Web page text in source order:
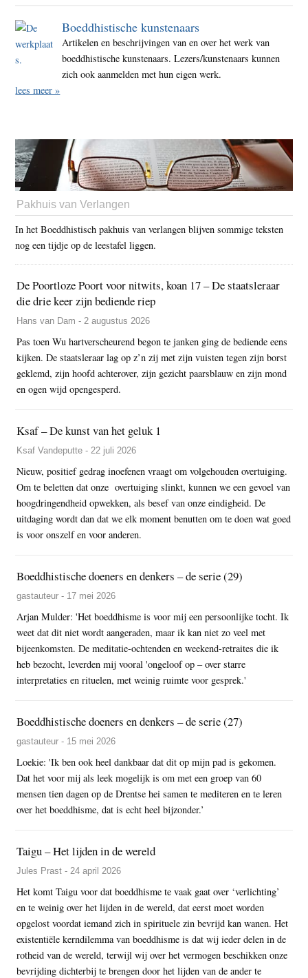
Boeddhistische kunstenaars
Artikelen en beschrijvingen van en over het werk van
boeddhistische kunstenaars. Lezers/kunstenaars kunnen
zich ook aanmelden met hun eigen werk.
lees meer »
Pakhuis van Verlangen
In het Boeddhistisch pakhuis van verlangen blijven sommige teksten
nog een tijdje op de leestafel liggen.
De Poortloze Poort voor nitwits, koan 17 – De staatsleraar
die drie keer zijn bediende riep
Hans van Dam - 2 augustus 2026
Pas toen Wu hartverscheurend begon te janken ging de bediende eens
kijken. De staatsleraar lag op z’n zij met zijn vuisten tegen zijn borst
geklemd, zijn hoofd achterover, zijn gezicht paarsblauw en zijn mond
en ogen wijd opengesperd.
Ksaf – De kunst van het geluk 1
Ksaf Vandeputte - 22 juli 2026
Nieuw, positief gedrag inoefenen vraagt om volgehouden overtuiging.
Om te beletten dat onze overtuiging slinkt, kunnen we een gevoel van
hoogdringendheid opwekken, als besef van onze eindigheid. De
uitdaging wordt dan dat we elk moment benutten om te doen wat goed
is voor onszelf en voor anderen.
Boeddhistische doeners en denkers – de serie (29)
gastauteur - 17 mei 2026
Arjan Mulder: 'Het boeddhisme is voor mij een persoonlijke tocht. Ik
weet dat dit niet wordt aangeraden, maar ik kan niet zo veel met
bijeenkomsten. De meditatie-ochtenden en weekend-retraites die ik
heb bezocht, leverden mij vooral 'ongeloof op – over starre
interpretaties en rituelen, met weinig ruimte voor gesprek.'
Boeddhistische doeners en denkers – de serie (27)
gastauteur - 15 mei 2026
Loekie: 'Ik ben ook heel dankbaar dat dit op mijn pad is gekomen.
Dat het voor mij als leek mogelijk is om met een groep van 60
mensen tien dagen op de Drentse hei samen te mediteren en te leren
over het boeddhisme, dat is echt heel bijzonder.’
Taigu – Het lijden in de wereld
Jules Prast - 24 april 2026
Het komt Taigu voor dat boeddhisme te vaak gaat over ‘verlichting’
en te weinig over het lijden in de wereld, dat eerst moet worden
opgelost voordat iemand zich in spirituele zin bevrijd kan wanen. Het
existentiële kerndilemma van boeddhisme is dat wij ieder delen in de
rotheid van de wereld, terwijl wij over het vermogen beschikken onze
bevrijding dichterbij te brengen door het lijden van de ander te